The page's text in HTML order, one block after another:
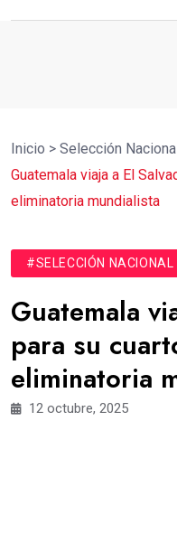
Inicio > Selección
Guatemala viaja a El
eliminatoria mundialista
#SELECCIÓN
Guatemala
para su
eliminatoria
12 octubre, 2025